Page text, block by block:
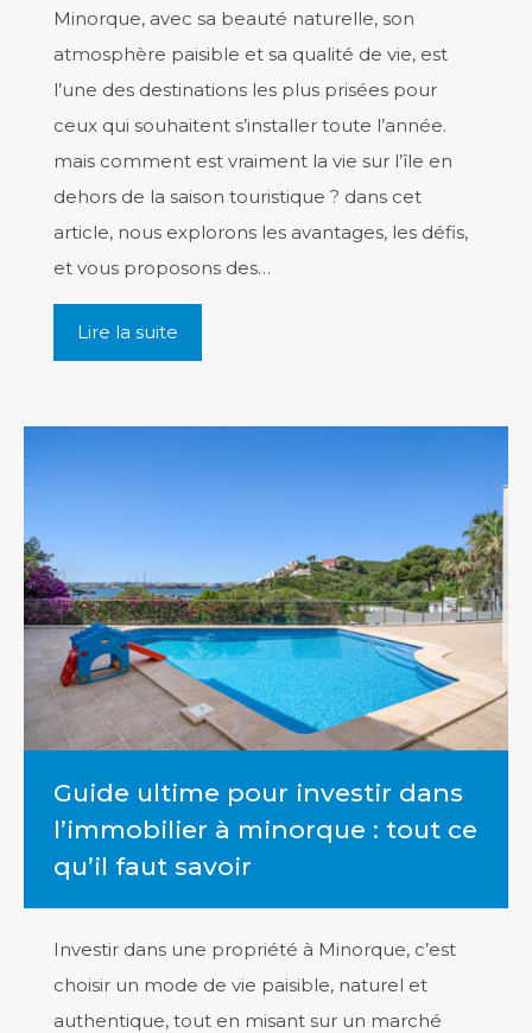
Minorque, avec sa beauté naturelle, son
atmosphère paisible et sa qualité de vie, est
l’une des destinations les plus prisées pour
ceux qui souhaitent s’installer toute l’année.
mais comment est vraiment la vie sur l’île en
dehors de la saison touristique ? dans cet
article, nous explorons les avantages, les défis,
et vous proposons des…
Lire la suite
Guide ultime pour investir dans
l’immobilier à minorque : tout ce
qu’il faut savoir
Investir dans une propriété à Minorque, c’est
choisir un mode de vie paisible, naturel et
authentique, tout en misant sur un marché